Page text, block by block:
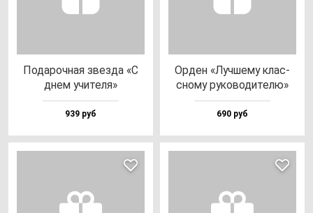
Пода­роч­ная звез­да «С
днем учи­те­ля»
939 руб
Орден «Луч­ше­му клас­
сно­му ру­ко­во­ди­те­лю»
690 руб